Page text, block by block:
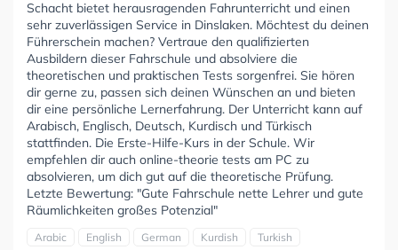
Schacht bietet herausragenden Fahrunterricht und einen
sehr zuverlässigen Service in Dinslaken. Möchtest du deinen
Führerschein machen? Vertraue den qualifizierten
Ausbildern dieser Fahrschule und absolviere die
theoretischen und praktischen Tests sorgenfrei. Sie hören
dir gerne zu, passen sich deinen Wünschen an und bieten
dir eine persönliche Lernerfahrung. Der Unterricht kann auf
Arabisch, Englisch, Deutsch, Kurdisch und Türkisch
stattfinden. Die Erste-Hilfe-Kurs in der Schule. Wir
empfehlen dir auch online-theorie tests am PC zu
absolvieren, um dich gut auf die theoretische Prüfung.
Letzte Bewertung: "Gute Fahrschule nette Lehrer und gute
Räumlichkeiten großes Potenzial"
Arabic English German Kurdish Turkish